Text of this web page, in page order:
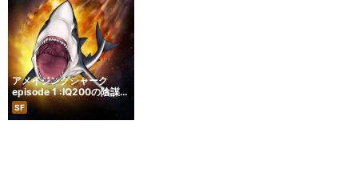
アメイジングシャーク
episode 1 :IQ200の陰謀論
者と超理論『ブレーンワー
ルド』
SF